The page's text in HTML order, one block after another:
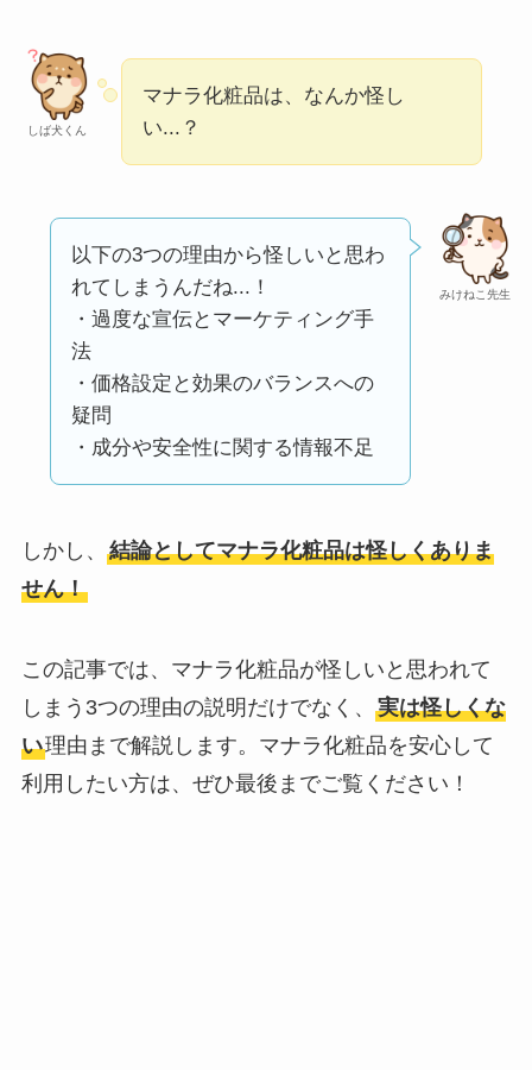
【怪しい？】株式会
社TAPPの口コミ・評
ミ・評判が正直ヤバ
い
って本当？
しば犬くん
マナラ化粧品は、なんか怪し
い...？
みけねこ先生
以下の3つの理由から怪しいと思わ
れてしまうんだね...！
・過度な宣伝とマーケティング手
法
・価格設定と効果のバランスへの
疑問
・成分や安全性に関する情報不足
しかし、 結論としてマナラ化粧品は怪しくありま
せん！
この記事では、マナラ化粧品が怪しいと思われて
しまう3つの理由の説明だけでなく、 実は怪しくな
い理由まで解説します。マナラ化粧品を安心して
利用したい方は、ぜひ最後までご覧ください！